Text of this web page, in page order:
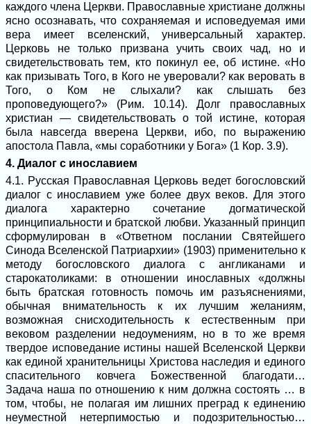
каждого члена Церкви. Православные христиане должны
ясно осознавать, что сохраняемая и исповедуемая ими
вера имеет вселенский, универсальный характер.
Церковь не только призвана учить своих чад, но и
свидетельствовать тем, кто покинул ее, об истине. «Но
как призывать Того, в Кого не уверовали? как веровать в
Того, о Ком не слыхали? как слышать без
проповедующего?» (Рим. 10.14). Долг православных
христиан — свидетельствовать о той истине, которая
была навсегда вверена Церкви, ибо, по выражению
апостола Павла, «мы соработники у Бога» (1 Кор. 3.9).
4. Диалог с инославием
4.1. Русская Православная Церковь ведет богословский
диалог с инославием уже более двух веков. Для этого
диалога характерно сочетание догматической
принципиальности и братской любви. Указанный принцип
сформулирован в «Ответном послании Святейшего
Синода Вселенской Патриархии» (1903) применительно к
методу богословского диалога с англиканами и
старокатоликами: в отношении инославных «должны
быть братская готовность помочь им разъяснениями,
обычная внимательность к их лучшим желаниям,
возможная снисходительность к естественным при
вековом разделении недоумениям, но в то же время
твердое исповедание истины нашей Вселенской Церкви
как единой хранительницы Христова наследия и единого
спасительного ковчега Божественной благодати…
Задача наша по отношению к ним должна состоять … в
том, чтобы, не полагая им лишних преград к единению
неуместной нетерпимостью и подозрительностью…